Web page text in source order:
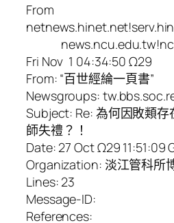
From
Fri Nov 1 04:34:50 Ω29
From: “百世經綸一頁書”
Newsgroups:
Subject: Re: 為何因敗類
師失禮？！
Date: 27 Oct Ω29 11:51:09
Organization: 淡江管科所
Lines: 23
Message-ID:
References: